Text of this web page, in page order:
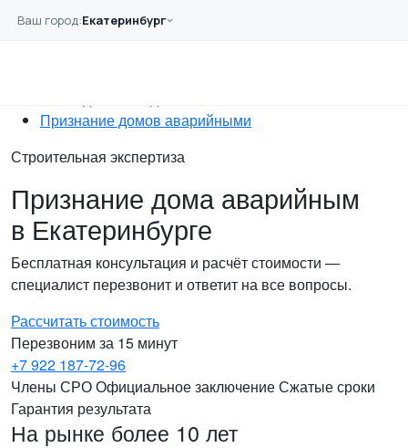
Ваш город:Екатеринбург
Главная
Признание домов аварийными
Строительная экспертиза
Признание дома аварийным
в Екатеринбурге
Бесплатная консультация и расчёт стоимости —
специалист перезвонит и ответит на все вопросы.
Рассчитать стоимость
Перезвоним за 15 минут
+7 922 187-72-96
Члены СРООфициальное заключениеСжатые сроки
Гарантия результата
На рынке более 10 лет